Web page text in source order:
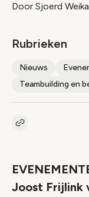
Door Sjoerd
Rubrieken
Nieuws
Teambuilding en
Kopieer link naar
Joost Frijlink